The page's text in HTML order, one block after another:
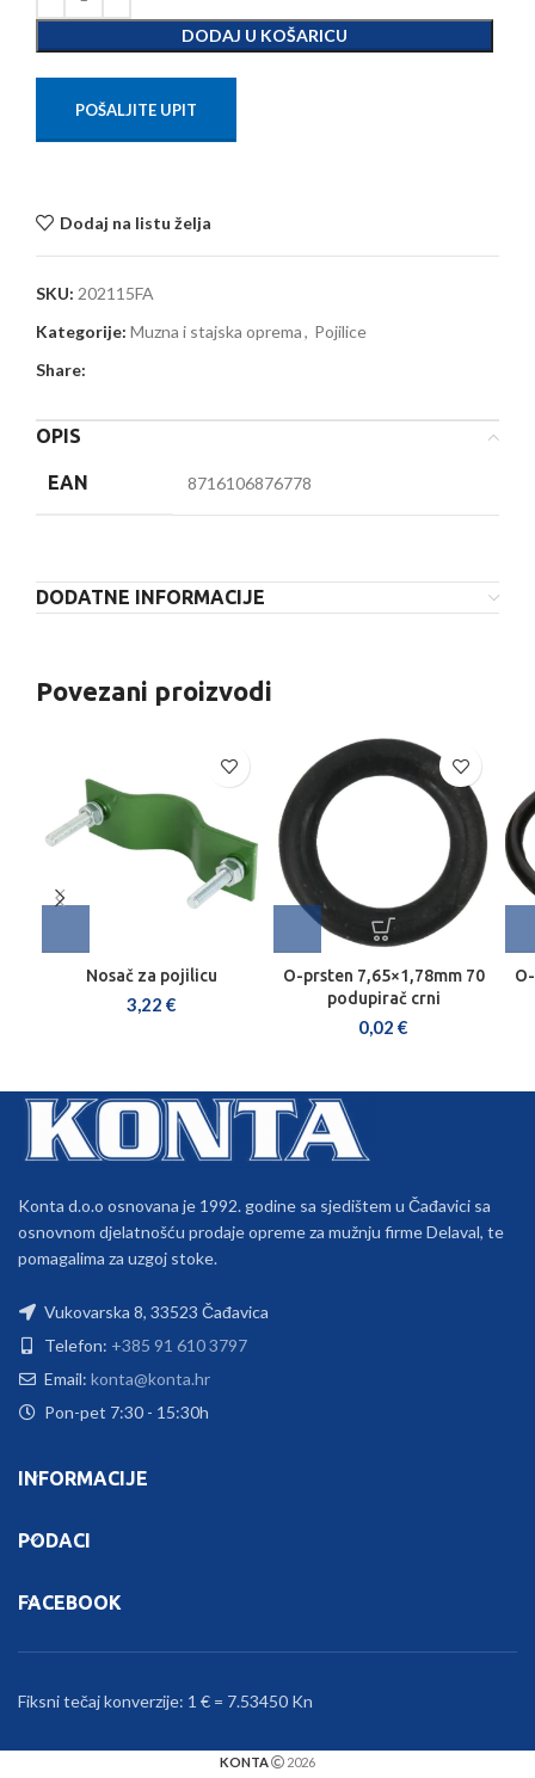
DODAJ U KOŠARICU
POŠALJITE UPIT
Dodaj na listu želja
SKU: 202115FA
Kategorije: Muzna i stajska oprema, Pojilice
Share:
OPIS
EAN 8716106876778
DODATNE INFORMACIJE
Povezani proizvodi
Nosač za pojilicu
3,22 €
O-prsten 7,65×1,78mm 70
podupirač crni
0,02 €
Konta d.o.o osnovana je 1992. godine sa sjedištem u Čađavici sa
osnovnom djelatnošću prodaje opreme za mužnju firme Delaval, te
pomagalima za uzgoj stoke.
Vukovarska 8, 33523 Čađavica
Telefon: +385 91 610 3797
Email: konta@konta.hr
Pon-pet 7:30 - 15:30h
INFORMACIJE
PODACI
FACEBOOK
Fiksni tečaj konverzije: 1 € = 7.53450 Kn
KONTA 2026